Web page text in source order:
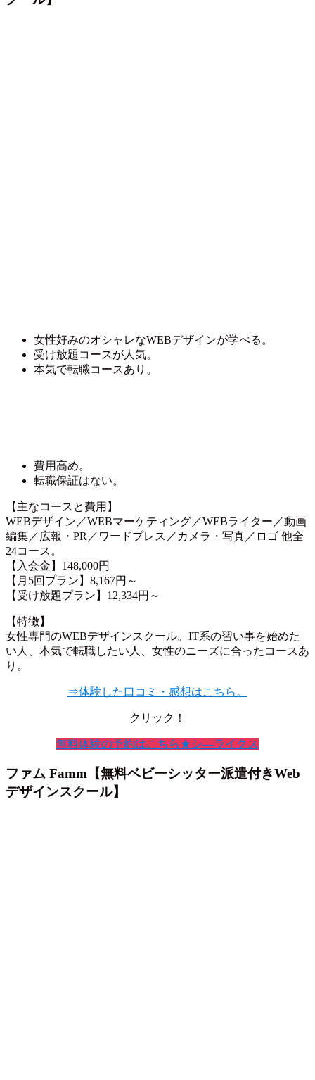
女性好みのオシャレなWEBデザインが学べる。
受け放題コースが人気。
本気で転職コースあり。
費用高め。
転職保証はない。
【主なコースと費用】
WEBデザイン／WEBマーケティング／WEBライター／動画
編集／広報・PR／ワードプレス／カメラ・写真／ロゴ 他全
24コース。
【入会金】148,000円
【月5回プラン】8,167円～
【受け放題プラン】12,334円～
【特徴】
女性専門のWEBデザインスクール。IT系の習い事を始めた
い人、本気で転職したい人、女性のニーズに合ったコースあ
り。
⇒体験した口コミ・感想はこちら。
クリック！
無料体験の予約はこちら★シ―ライクス
ファム Famm【無料ベビーシッター派遣付きWeb
デザインスクール】